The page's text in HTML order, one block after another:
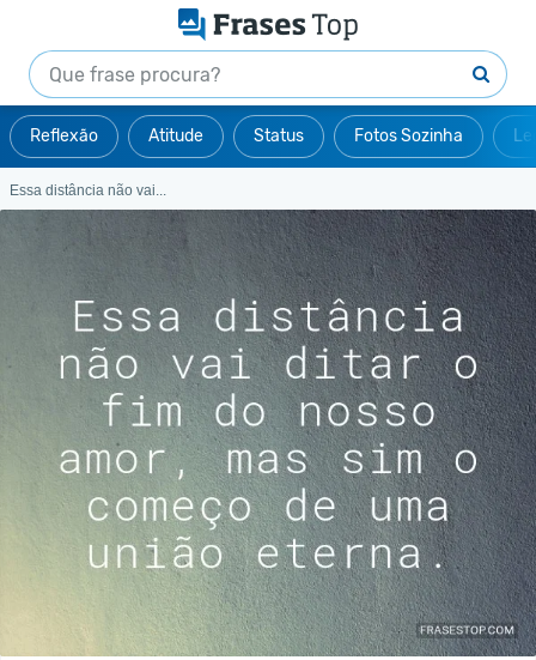
Reflexão Atitude Status Fotos Sozinha
Essa distância não vai...